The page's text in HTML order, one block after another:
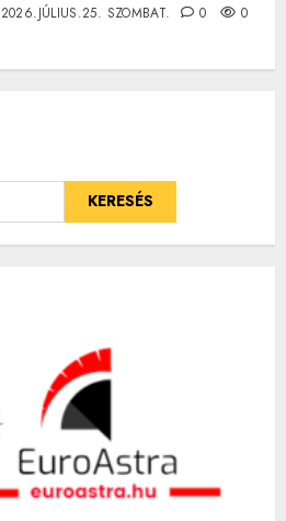
2026.JÚLIUS.25. SZOMBAT. 0 0
KERESÉS